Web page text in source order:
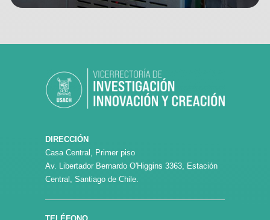
DIRECCIÓN
Casa Central, Primer piso
Av. Libertador Bernardo O'Higgins 3363, Estación
Central, Santiago de Chile.